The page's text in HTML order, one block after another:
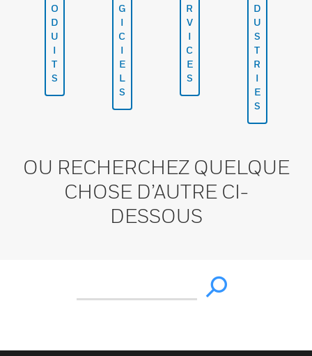
O
D
U
I
T
S
G
I
C
I
E
L
S
R
V
I
C
E
S
D
U
S
T
R
I
E
S
OU RECHERCHEZ QUELQUE
CHOSE D’AUTRE CI-
DESSOUS